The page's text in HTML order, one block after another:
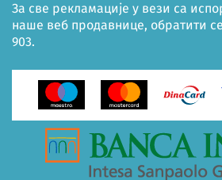
За све рекламације у вези са
наше веб продавнице, обратити
903.